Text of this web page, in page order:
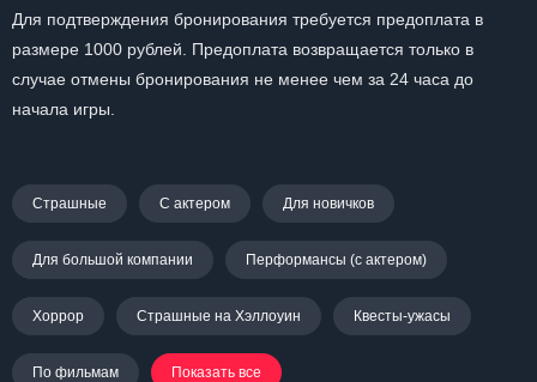
Для подтверждения бронирования требуется предоплата в
размере 1000 рублей. Предоплата возвращается только в
случае отмены бронирования не менее чем за 24 часа до
начала игры.
Страшные С актером Для новичков
Для большой компании Перформансы (с актером)
Хоррор Страшные на Хэллоуин Квесты-ужасы
По фильмам Показать все